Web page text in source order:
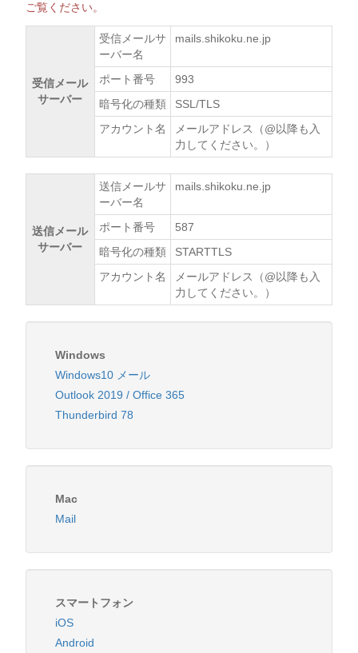
ご覧ください。
受信メール
サーバー
受信メールサ
ーバー名
mails.shikoku.ne.jp
ポート番号
993
暗号化の種類
SSL/TLS
アカウント名
メールアドレス（@以降も入
力してください。）
送信メール
サーバー
送信メールサ
ーバー名
mails.shikoku.ne.jp
ポート番号
587
暗号化の種類
STARTTLS
アカウント名
メールアドレス（@以降も入
力してください。）
Windows
Windows10 メール
Outlook 2019 / Office 365
Thunderbird 78
Mac
Mail
スマートフォン
iOS
Android